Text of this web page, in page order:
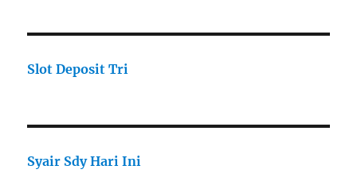
Slot Deposit Tri
Syair Sdy Hari Ini